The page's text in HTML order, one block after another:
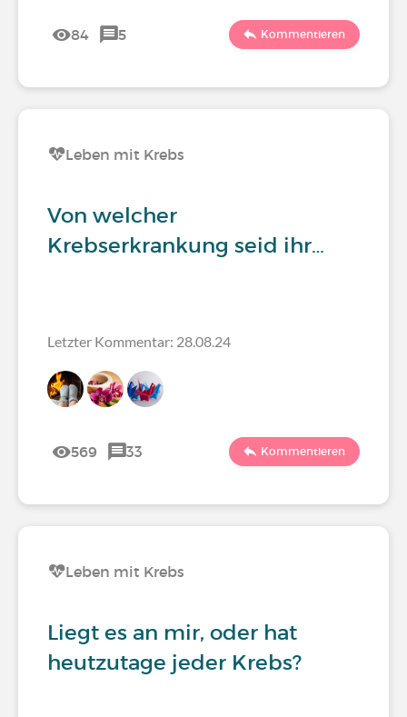
84 5 Kommentieren
Leben mit Krebs
Von welcher
Krebserkrankung seid ihr…
Letzter Kommentar: 28.08.24
569 33 Kommentieren
Leben mit Krebs
Liegt es an mir, oder hat
heutzutage jeder Krebs?